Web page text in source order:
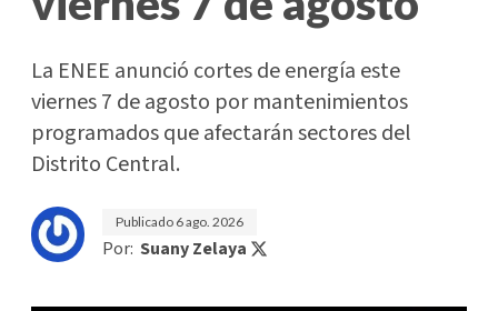
La ENEE anunció cortes de energía este
viernes 7 de agosto por mantenimientos
programados que afectarán sectores del
Distrito Central.
Publicado 6 ago. 2026
Por: Suany Zelaya